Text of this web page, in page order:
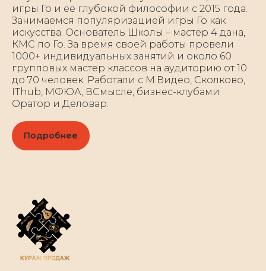
игры Го и ее глубокой философии с 2015 года.
Занимаемся популяризацией игры Го как
искусства. Основатель Школы – мастер 4 дана,
КМС по Го. За время своей работы провели
1000+ индивидуальных занятий и около 60
групповых мастер классов на аудиторию от 10
до 70 человек. Работали с М.Видео, Сколково,
IThub, МФЮА, ВСмысле, бизнес-клубами
Оратор и Деловар.
Подробнее